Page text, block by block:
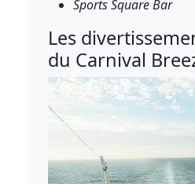
Sports Square Bar
Les
du Carnival